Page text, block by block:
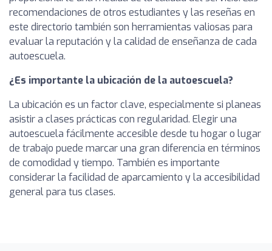
recomendaciones de otros estudiantes y las reseñas en
este directorio también son herramientas valiosas para
evaluar la reputación y la calidad de enseñanza de cada
autoescuela.
¿Es importante la ubicación de la autoescuela?
La ubicación es un factor clave, especialmente si planeas
asistir a clases prácticas con regularidad. Elegir una
autoescuela fácilmente accesible desde tu hogar o lugar
de trabajo puede marcar una gran diferencia en términos
de comodidad y tiempo. También es importante
considerar la facilidad de aparcamiento y la accesibilidad
general para tus clases.